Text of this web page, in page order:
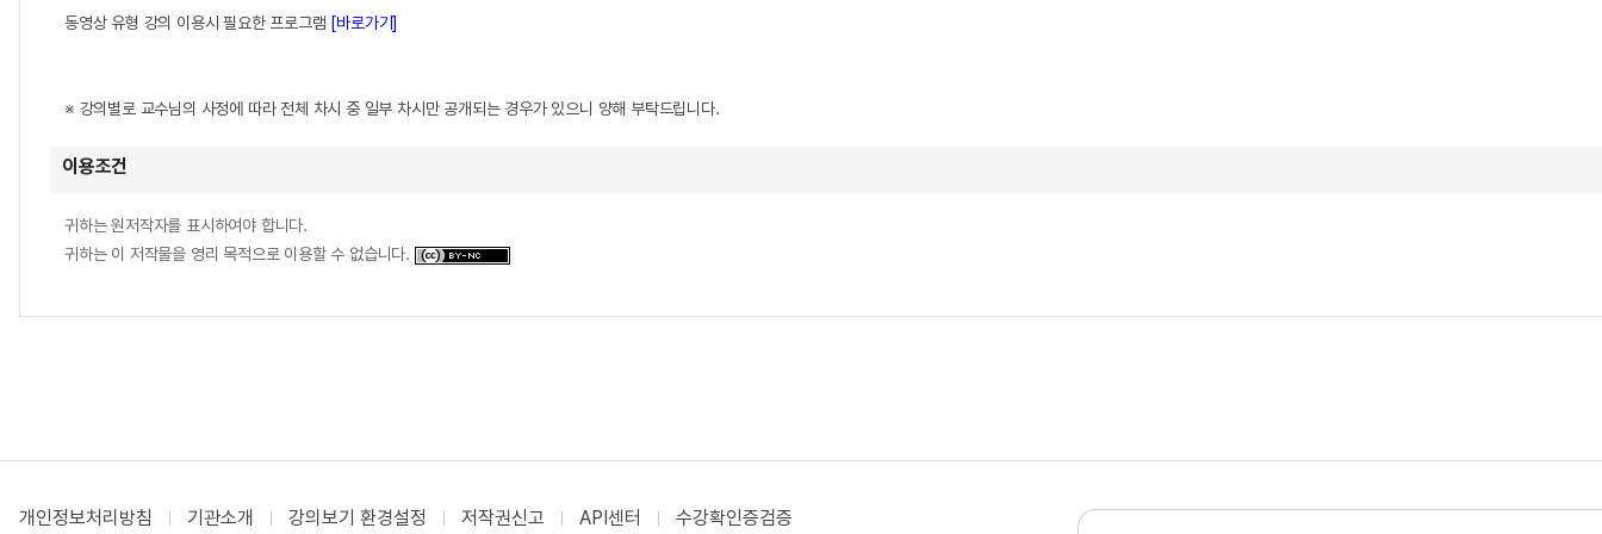
동영상 유형 강의 이용시 필요한 프로그램 [바로가기]
※ 강의별로 교수님의 사정에 따라 전체 차시 중 일부 차시만 공개되는 경우가 있으니 양해 부탁드립니다.
이용조건
귀하는 원저작자를 표시하여야 합니다.
귀하는 이 저작물을 영리 목적으로 이용할 수 없습니다.
개인정보처리방침 기관소개 강의보기 환경설정 저작권신고 API센터 수강확인증검증